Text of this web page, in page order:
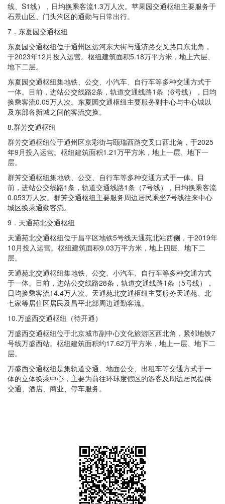
线、S1线），日均换乘客流1.3万人次。苹果园交通枢纽主要服务于
石景山区、门头沟区的通勤与日常出行。
7．东夏园交通枢纽
东夏园交通枢纽位于通州区运河东大街与通济路交叉路口东北角，
于2023年12月投入运营。枢纽建筑面积5.18万平方米，地上六层、
地下二层。
东夏园交通枢纽集地铁、公交、小汽车、自行车等多种交通方式于
一体。目前，进站公交线路2条，轨道交通线路1条（6号线），日均
换乘客流0.05万人次。东夏园交通枢纽主要服务副中心与中心城以
及东部各新城之间的客流交换。
8.群芳交通枢纽
群芳交通枢纽位于通州区京彩街与颐瑞西路交叉口西北角，于2025
年9月投入运营。枢纽建筑面积1.21万平方米，地上一层、地下一
层。
群芳交通枢纽集地铁、公交、自行车等多种交通方式于一体。目
前，进站公交线路1条，轨道交通线路1条（7号线），日均换乘客流
0.053万人次。群芳交通枢纽主要服务周边居民乘坐7号线往来中心
城区换乘通勤客流。
9．天通苑北交通枢纽
天通苑北交通枢纽位于昌平区地铁5号线天通苑北站西侧，于2019年
10月投入运营。枢纽建筑面积9.03万平方米，地上四层、地下二
层。
天通苑北交通枢纽集地铁、公交、小汽车、自行车等多种交通方式
于一体。目前，进站公交线路28条，轨道交通线路1条（5号线），
日均换乘客流14.4万人次。天通苑北交通枢纽主要服务天通苑、北
七家等居住区居民及昌平北部周边通勤客流。
10.万盛西交通枢纽（待开通）
万盛西交通枢纽位于北京城市副中心文化旅游区西北角，紧邻地铁7
号线万盛西站。枢纽建筑面积约17.62万平方米，地上一层、地下二
层。
万盛西交通枢纽是集轨道交通、地面公交、出租车等交通方式于一
体的立体换乘中心，主要为前往环球度假区的游客及周边居民提供
交通、酒店、商业、停车服务。